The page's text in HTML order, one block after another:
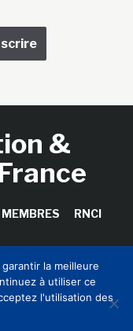
&
MEMBRES
RNCI
CLIC France /
la meilleure
à utiliser ce
l'utilisation des